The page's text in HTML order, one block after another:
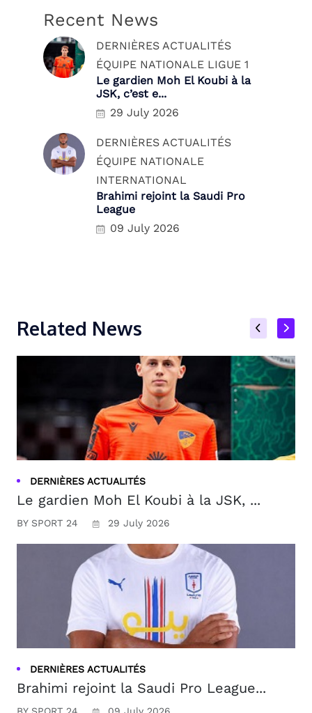
Recent News
DERNIÈRES ACTUALITÉS
ÉQUIPE NATIONALE LIGUE 1
Le gardien Moh El Koubi à la
JSK, c’est e...
29 July 2026
DERNIÈRES ACTUALITÉS
ÉQUIPE NATIONALE
INTERNATIONAL
Brahimi rejoint la Saudi Pro
League
09 July 2026
Related News
DERNIÈRES ACTUALITÉS
Le gardien Moh El Koubi à la JSK, ...
BY SPORT 24 29 July 2026
DERNIÈRES ACTUALITÉS
Brahimi rejoint la Saudi Pro League...